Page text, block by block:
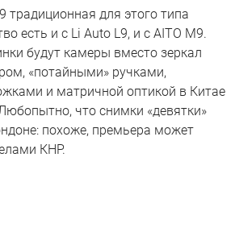
традиционная для этого типа
есть и с Li Auto L9, и с AITO M9.
будут камеры вместо зеркал
«потайными» ручками,
и матричной оптикой в Китае
что снимки «девятки»
похоже, премьера может
КНР.